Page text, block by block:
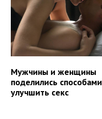
Мужчины и женщины
поделились способами
улучшить секс